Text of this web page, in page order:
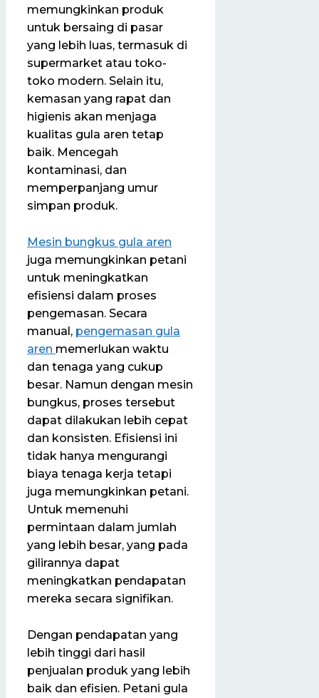
memungkinkan produk
untuk bersaing di pasar
yang lebih luas, termasuk di
supermarket atau toko-
toko modern. Selain itu,
kemasan yang rapat dan
higienis akan menjaga
kualitas gula aren tetap
baik. Mencegah
kontaminasi, dan
memperpanjang umur
simpan produk.
Mesin bungkus gula aren
juga memungkinkan petani
untuk meningkatkan
efisiensi dalam proses
pengemasan. Secara
manual, pengemasan gula
aren memerlukan waktu
dan tenaga yang cukup
besar. Namun dengan mesin
bungkus, proses tersebut
dapat dilakukan lebih cepat
dan konsisten. Efisiensi ini
tidak hanya mengurangi
biaya tenaga kerja tetapi
juga memungkinkan petani.
Untuk memenuhi
permintaan dalam jumlah
yang lebih besar, yang pada
gilirannya dapat
meningkatkan pendapatan
mereka secara signifikan.
Dengan pendapatan yang
lebih tinggi dari hasil
penjualan produk yang lebih
baik dan efisien. Petani gula